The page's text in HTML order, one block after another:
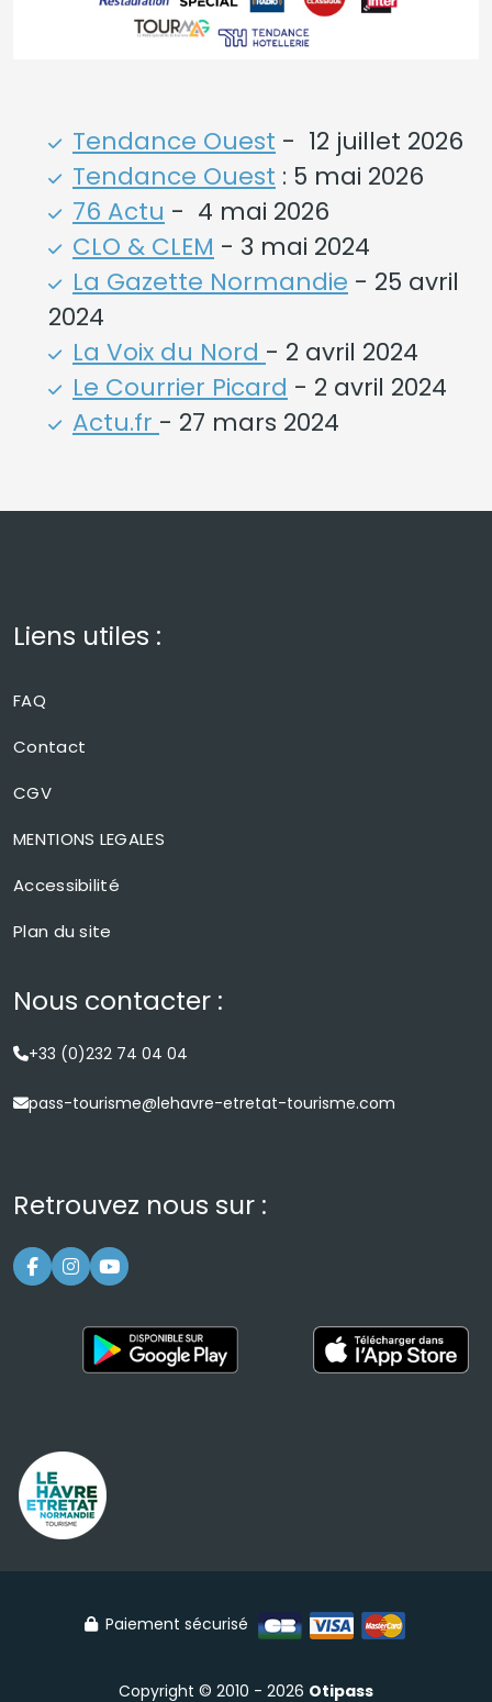
Tendance Ouest - 12 juillet 2026
Tendance Ouest : 5 mai 2026
76 Actu - 4 mai 2026
CLO & CLEM - 3 mai 2024
La Gazette Normandie - 25 avril
2024
La Voix du Nord - 2 avril 2024
Le Courrier Picard - 2 avril 2024
Actu.fr - 27 mars 2024
Liens utiles :
FAQ
Contact
CGV
MENTIONS LEGALES
Accessibilité
Plan du site
Nous contacter :
+33 (0)232 74 04 04
pass-tourisme@lehavre-etretat-tourisme.com
Retrouvez nous sur :
Paiement sécurisé
Copyright © 2010 - 2026 Otipass